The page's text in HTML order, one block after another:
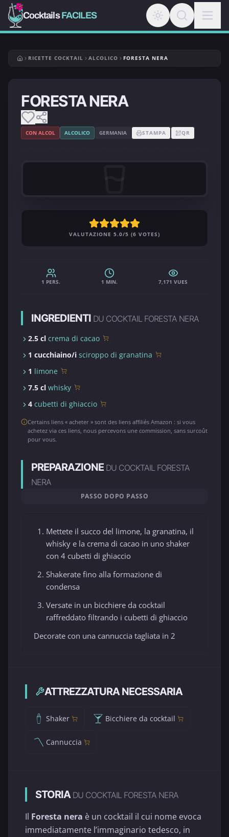
CocktailsFACILES
RICETTE COCKTAIL ALCOLICO FORESTA NERA
FORESTA NERA
CON ALCOL ALCOLICO GERMANIA STAMPA QR
VALUTAZIONE 5.0/5 (6 VOTES)
1 PERS. 1 MIN. 7,171 VUES
INGREDIENTI DU COCKTAIL FORESTA NERA
2.5 cl crema di cacao
1 cucchiaino/i sciroppo di granatina
1 limone
7.5 cl whisky
4 cubetti di ghiaccio
Certains liens « acheter » sont des liens affiliés Amazon : si vous
achetez via ces liens, nous percevons une commission, sans surcoût
pour vous.
PREPARAZIONE DU COCKTAIL FORESTA
NERA
PASSO DOPO PASSO
Mettete il succo del limone, la granatina, il
whisky e la crema di cacao in uno shaker
con 4 cubetti di ghiaccio
Shakerate fino alla formazione di
condensa
Versate in un bicchiere da cocktail
raffreddato filtrando i cubetti di ghiaccio
Decorate con una cannuccia tagliata in 2
ATTREZZATURA NECESSARIA
Shaker Bicchiere da cocktail
Cannuccia
STORIA DU COCKTAIL FORESTA NERA
Il Foresta nera è un cocktail il cui nome evoca
immediatamente l’immaginario tedesco, in